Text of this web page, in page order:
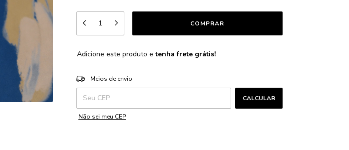
Adicione este produto etenha frete grátis!
Entregas para o CEP:
Meios de envio
CALCULAR
Não sei meu CEP